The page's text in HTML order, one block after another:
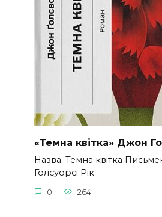
«Темна квітка» Джон
Назва: Темна квітка
Голсуорсі Рік
0 264